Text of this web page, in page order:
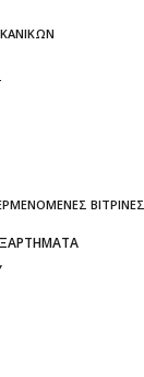
ΒΙΤΡΙΝΕΣ